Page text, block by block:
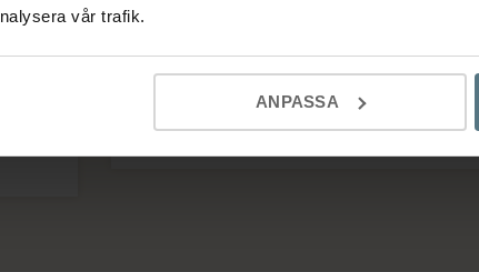
vår trafik.
ANPASSA
från
Imponerad av hur hela processen hanterats, från
första mötet, inmätningen, leverans ochinstallation.
Ulf Nyköping